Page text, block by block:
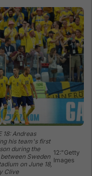
18: Andreas
his team's first
during the
between Sweden
on June 18,
Clive
12:"Getty
Images